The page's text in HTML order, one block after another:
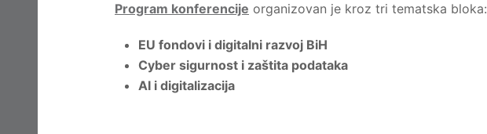
Program konferencije organizovan je kroz tri tematska bloka:
EU fondovi i digitalni razvoj BiH
Cyber sigurnost i zaštita podataka
AI i digitalizacija